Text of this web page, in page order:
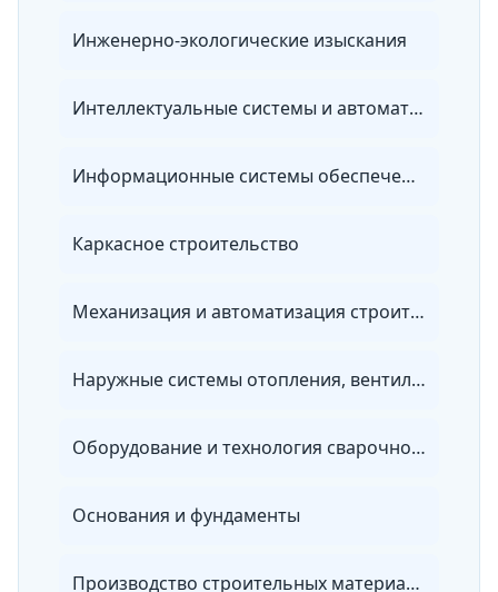
Инженерно-экологические изыскания
Интеллектуальные системы и автоматика в строительстве
Информационные системы обеспечения градостроительной деятельности
Каркасное строительство
Механизация и автоматизация строительства
Наружные системы отопления, вентиляции и водоснабжения
Оборудование и технология сварочного производства
Основания и фундаменты
Производство строительных материалов